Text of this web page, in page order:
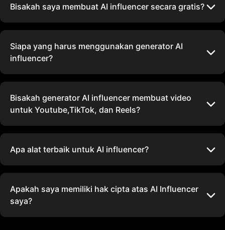
Bisakah saya membuat AI influencer secara gratis?
Siapa yang harus menggunakan generator AI
influencer?
Bisakah generator AI influencer membuat video
untuk Youtube,TikTok, dan Reels?
Apa alat terbaik untuk AI influencer?
Apakah saya memiliki hak cipta atas AI Influencer
saya?